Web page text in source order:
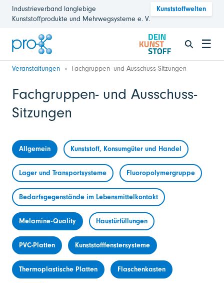
Industrieverband langlebige
Kunststoffprodukte und Mehrwegsysteme e. V.
Kunststoffwelten
☰
Veranstaltungen Fachgruppen- und Ausschuss-Sitzungen
Fachgruppen- und Ausschuss-
Sitzungen
Allgemein Kunststoff, Konsumgüter und Handel
Lager und Transportsysteme Fluoropolymergruppe
Bedarfsgegenstände im Lebensmittelkontakt
Melamine-Quality Haustürfüllungen
PVC-Platten Kunststofffenstersysteme
Thermoplastische Platten Flaschenkasten